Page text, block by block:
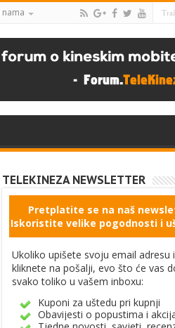
nama
TELEKINEZA NEWSLETTER
Pretplatite se na naš
Iskoristite velike pogodnosti i
Ukoliko upišete svoju email adresu
kliknete na pošalji, evo što će vas
svako toliko u vašem inboxu:
Kuponi za uštedu pri kupnji
Obavijesti o popustima i